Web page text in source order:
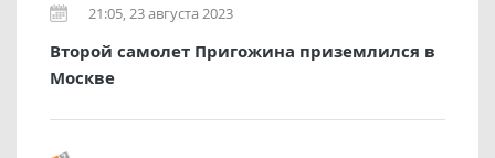
21:05, 23 августа 2023
Второй самолет Пригожина приземлился в
Москве